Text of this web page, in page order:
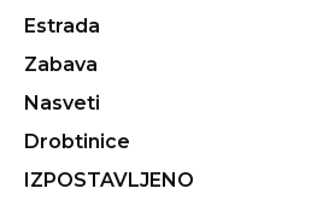
Estrada
Zabava
Nasveti
Drobtinice
IZPOSTAVLJENO